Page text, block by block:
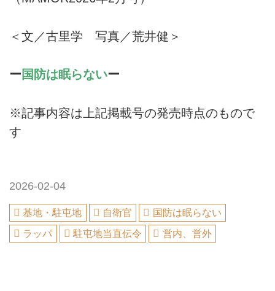
＜文／古里学 写真／荒井健＞
ー 国防は眠らないー
※記事内容は上記掲載号の発売時点のもので
す
2026-02-04
基地・駐屯地 自衛官
国防は眠らない
ラッパ
駐屯地当直伝令 営内、営外